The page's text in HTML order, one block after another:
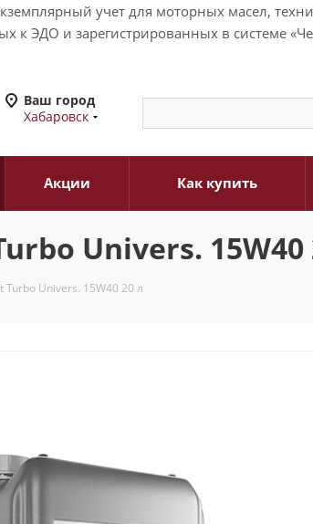
учет для моторных масел,
к ЭДО и зарегистрированных в системе
Ваш город
Хабаровск
Акции Как купить
Univers. 15W40
Turbo Univers. 15W40 20 л